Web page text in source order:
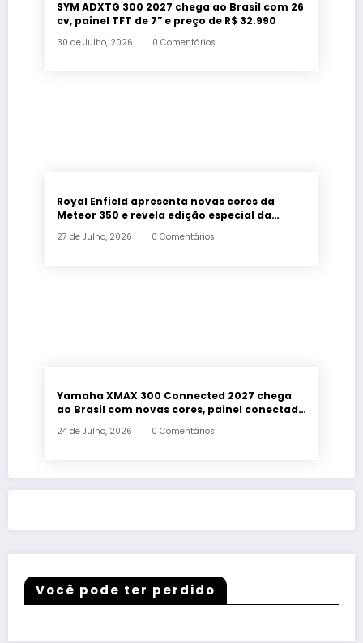
SYM ADXTG 300 2027 chega ao Brasil com 26
cv, painel TFT de 7” e preço de R$ 32.990
30 de Julho, 2026 0 Comentários
Royal Enfield apresenta novas cores da
Meteor 350 e revela edição especial da
27 de Julho, 2026 0 Comentários
Yamaha XMAX 300 Connected 2027 chega
ao Brasil com novas cores, painel conectado
24 de Julho, 2026 0 Comentários
Você pode ter perdido